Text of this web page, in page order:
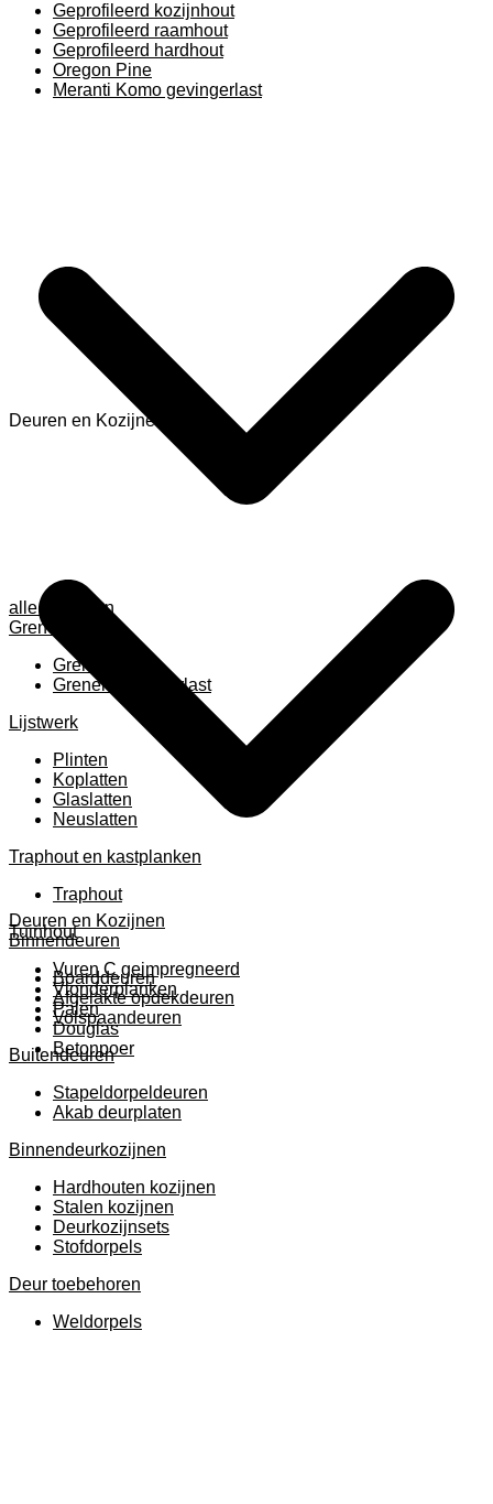
Geprofileerd kozijnhout
Geprofileerd raamhout
Geprofileerd hardhout
Oregon Pine
Meranti Komo gevingerlast
alle anzeigen
Grenen
Grenen B ruw
Grenen gevingerlast
Lijstwerk
Plinten
Koplatten
Glaslatten
Neuslatten
Traphout en kastplanken
Traphout
Tuinhout
Vuren C geimpregneerd
Vlonderplanken
Palen
Douglas
Betonpoer
Deuren en Kozijnen
Deuren en Kozijnen
Binnendeuren
Boarddeuren
Afgelakte opdekdeuren
Volspaandeuren
Buitendeuren
Stapeldorpeldeuren
Akab deurplaten
Binnendeurkozijnen
Hardhouten kozijnen
Stalen kozijnen
Deurkozijnsets
Stofdorpels
Deur toebehoren
Weldorpels